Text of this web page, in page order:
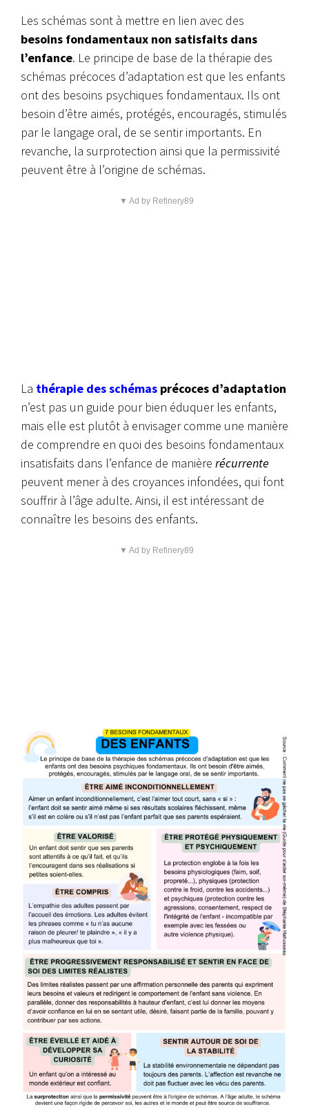
Les schémas sont à mettre en lien avec des
besoins fondamentaux non satisfaits dans
l’enfance. Le principe de base de la thérapie des
schémas précoces d’adaptation est que les enfants
ont des besoins psychiques fondamentaux. Ils ont
besoin d’être aimés, protégés, encouragés, stimulés
par le langage oral, de se sentir importants. En
revanche, la surprotection ainsi que la permissivité
peuvent être à l’origine de schémas.
▼ Ad by Refinery89
La thérapie des schémas précoces d’adaptation
n’est pas un guide pour bien éduquer les enfants,
mais elle est plutôt à envisager comme une manière
de comprendre en quoi des besoins fondamentaux
insatisfaits dans l’enfance de manière récurrente
peuvent mener à des croyances infondées, qui font
souffrir à l’âge adulte. Ainsi, il est intéressant de
connaître les besoins des enfants.
▼ Ad by Refinery89